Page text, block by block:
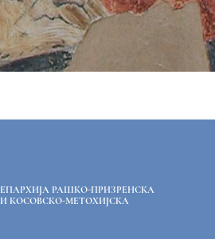
ЕПАРХИЈА РАШКО-ПРИЗРЕНСКА
И КОСОВСКО-МЕТОХИЈСКА